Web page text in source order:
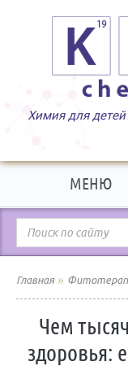
МЕНЮ
Главная»
Чем
здоровья: